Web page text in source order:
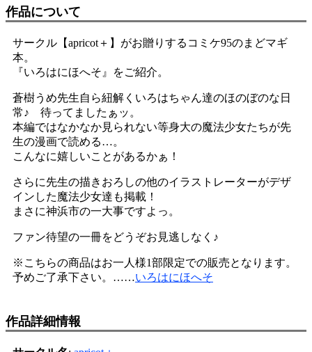
作品について
サークル【apricot＋】がお贈りするコミケ95のまどマギ
本。
『いろはにほへそ』をご紹介。
蒼樹うめ先生自ら紐解くいろはちゃん達のほのぼのな日
常♪ 待ってましたぁッ。
本編ではなかなか見られない等身大の魔法少女たちが先
生の漫画で読める…。
こんなに嬉しいことがあるかぁ！
さらに先生の描きおろしの他のイラストレーターがデザ
インした魔法少女達も掲載！
まさに神浜市の一大事ですよっ。
ファン待望の一冊をどうぞお見逃しなく♪
※こちらの商品はお一人様1部限定での販売となります。
予めご了承下さい。……いろはにほへそ
作品詳細情報